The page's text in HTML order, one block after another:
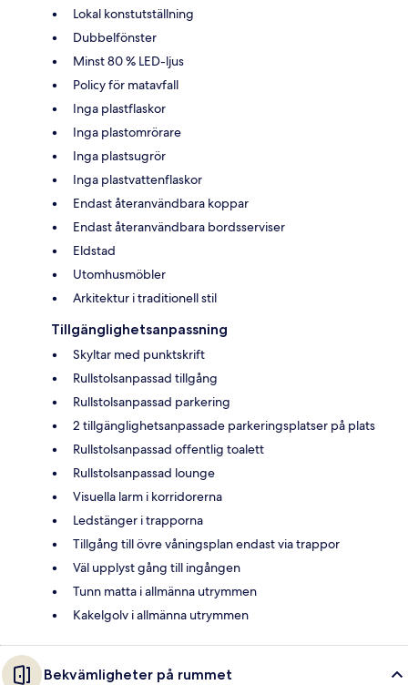
Lokal konstutställning
Dubbelfönster
Minst 80 % LED-ljus
Policy för matavfall
Inga plastflaskor
Inga plastomrörare
Inga plastsugrör
Inga plastvattenflaskor
Endast återanvändbara koppar
Endast återanvändbara bordsserviser
Eldstad
Utomhusmöbler
Arkitektur i traditionell stil
Tillgänglighetsanpassning
Skyltar med punktskrift
Rullstolsanpassad tillgång
Rullstolsanpassad parkering
2 tillgänglighetsanpassade parkeringsplatser på plats
Rullstolsanpassad offentlig toalett
Rullstolsanpassad lounge
Visuella larm i korridorerna
Ledstänger i trapporna
Tillgång till övre våningsplan endast via trappor
Väl upplyst gång till ingången
Tunn matta i allmänna utrymmen
Kakelgolv i allmänna utrymmen
Bekvämligheter på rummet